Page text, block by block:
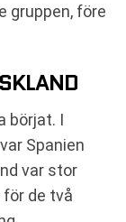
gruppen, före
börjat. I
Spanien
var stor
de två